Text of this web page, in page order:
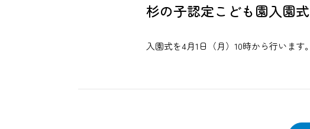
杉の子認定こども園入園式
入園式を4月1日（月）10時から行います。